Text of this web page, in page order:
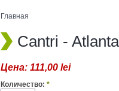
Главная
Cantri - Atlanta
Цена: 111,00 lei
Количество: *